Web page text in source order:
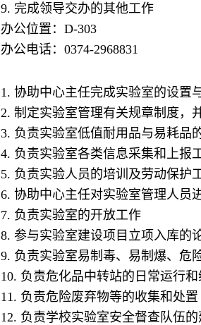
9. 完成领导交办的其他工作
办公位置：D-303
办公电话：0374-2968831
1. 协助中心主任完成实验室的设置
2. 制定实验室管理有关规章制度，
3. 负责实验室低值耐用品与易耗品
4. 负责实验室各类信息采集和上报
5. 负责实验人员的培训及劳动保护
6. 协助中心主任对实验室管理人员
7. 负责实验室的开放工作
8. 参与实验室建设项目立项入库的
9. 负责实验室易制毒、易制爆、危
10. 负责危化品中转站的日常运行和
11. 负责危险废弃物等的收集和处置
12. 负责学校实验室安全督查队伍